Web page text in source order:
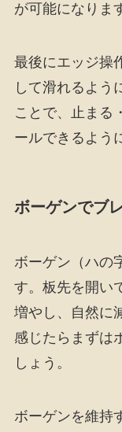
が可能になりま
最後にエッジ操
して滑れるよう
ことで、止まる
ールできるよう
ボーゲンでブ
ボーゲン（ハの
す。板先を開い
増やし、自然に
感じたらまずは
しょう。
ボーゲンを維持